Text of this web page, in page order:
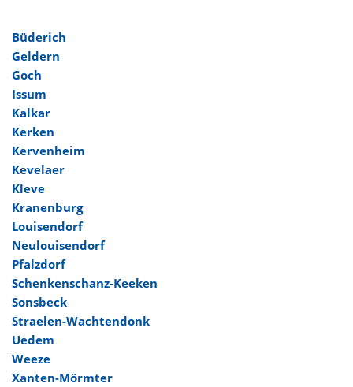
Büderich
Geldern
Goch
Issum
Kalkar
Kerken
Kervenheim
Kevelaer
Kleve
Kranenburg
Louisendorf
Neulouisendorf
Pfalzdorf
Schenkenschanz-Keeken
Sonsbeck
Straelen-Wachtendonk
Uedem
Weeze
Xanten-Mörmter